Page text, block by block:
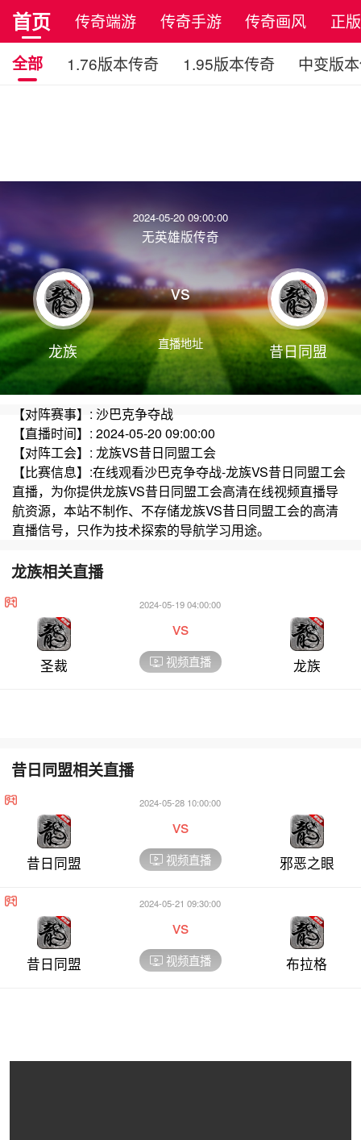
首页 传奇端游 传奇手游 传奇画风
正
全部
1.76版本传奇 1.95版本传奇 中变版
2024-05-20 09:00:00
无英雄版传奇
龙族
vs
直播地址 昔日同盟
【对阵赛事】: 沙巴克争夺战
【直播时间】: 2024-05-20 09:00:00
【对阵工会】: 龙族VS昔日同盟工会
【比赛信息】:在线观看沙巴克争夺战-龙族VS昔日同盟工会
直播，为你提供龙族VS昔日同盟工会高清在线视频直播导
航资源，本站不制作、不存储龙族VS昔日同盟工会的高清
直播信号，只作为技术探索的导航学习用途。
龙族相关直播
圣裁
2024-05-19 04:00:00
vs
视频直播 龙族
昔日同盟相关直播
昔日同盟
2024-05-28 10:00:00
vs
视频直播 邪恶之眼
昔日同盟
2024-05-21 09:30:00
vs
视频直播 布拉格